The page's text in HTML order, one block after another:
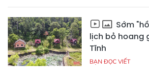
Sớm
lịch bỏ hoang
Tĩnh
BẠN ĐỌC VIẾT